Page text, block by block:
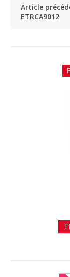
Article
ETRCA9012